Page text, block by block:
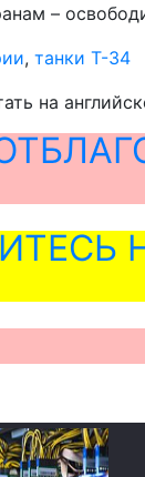
–
, танки Т-34
на